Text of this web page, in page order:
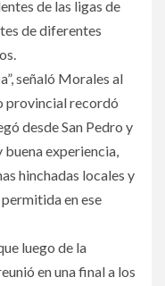
de las ligas de
de diferentes
señaló Morales al
provincial recordó
desde San Pedro y
buena experiencia,
hinchadas locales y
en ese
luego de la
en una final a los